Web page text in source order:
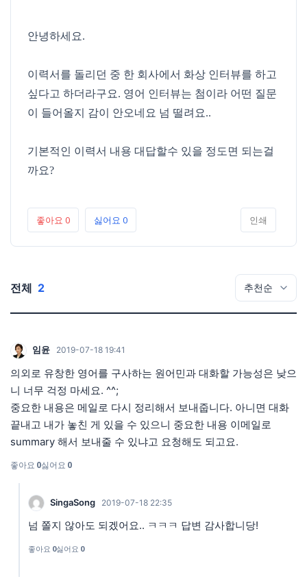
안녕하세요.
이력서를 돌리던 중 한 회사에서 화상 인터뷰를 하고
싶다고 하더라구요. 영어 인터뷰는 첨이라 어떤 질문
이 들어올지 감이 안오네요 넘 떨려요..
기본적인 이력서 내용 대답할수 있을 정도면 되는걸
까요?
좋아요 0 싫어요 0 인쇄
전체 2
임윤 2019-07-18 19:41
의외로 유창한 영어를 구사하는 원어민과 대화할 가능성은 낮으
니 너무 걱정 마세요. ^^;
중요한 내용은 메일로 다시 정리해서 보내줍니다. 아니면 대화
끝내고 내가 놓친 게 있을 수 있으니 중요한 내용 이메일로
summary 해서 보내줄 수 있냐고 요청해도 되고요.
좋아요 0싫어요 0
SingaSong 2019-07-18 22:35
넘 쫄지 않아도 되겠어요.. ㅋㅋㅋ 답변 감사합니당!
좋아요 0싫어요 0